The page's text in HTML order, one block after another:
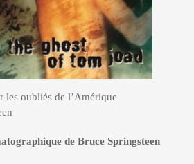
les oubliés de l’Amérique
de Bruce Springsteen